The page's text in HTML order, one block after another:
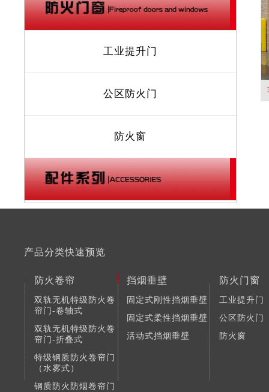
工业提升门
公区防火门
防火窗
产品分类快速预览
防火卷帘
双轨无机特级防火卷
帘门-卷轴式
双轨无机特级防火卷
帘门-折叠式
特级钢质防火卷帘门
（水雾式）
钢质防火防烟卷帘门
挡烟垂壁
固定式刚性挡烟垂壁
固定式柔性挡烟垂壁
活动式挡烟垂壁
防火门窗
工业提升门
公区防火门
防火窗